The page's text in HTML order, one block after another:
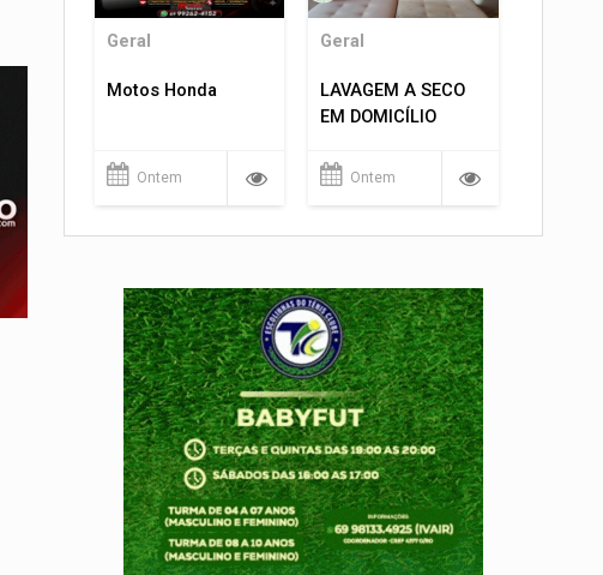
Geral
Motos Honda
Ontem
Geral
LAVAGEM A SECO
EM DOMICÍLIO
Ontem